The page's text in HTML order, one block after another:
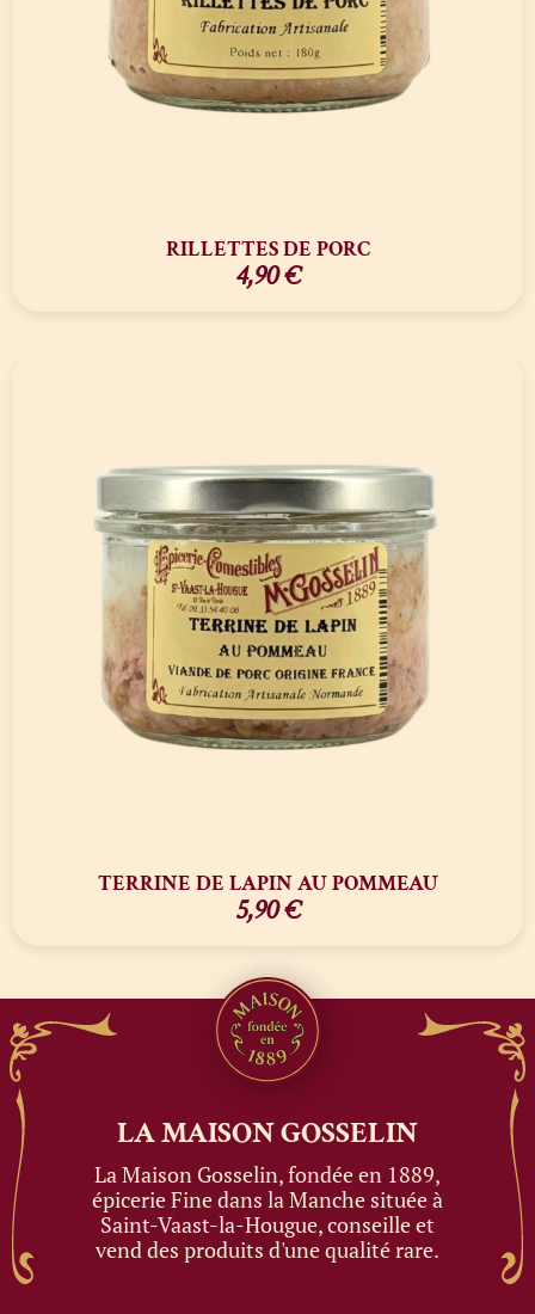
RILLETTES DE PORC
4,90€
TERRINE DE LAPIN AU POMMEAU
5,90€
LA MAISONGOSSELIN
La Maison Gosselin, fondée en 1889,
épicerie Fine dans la Manche située à
Saint-Vaast-la-Hougue, conseille et
vend des produits d'une qualité rare.